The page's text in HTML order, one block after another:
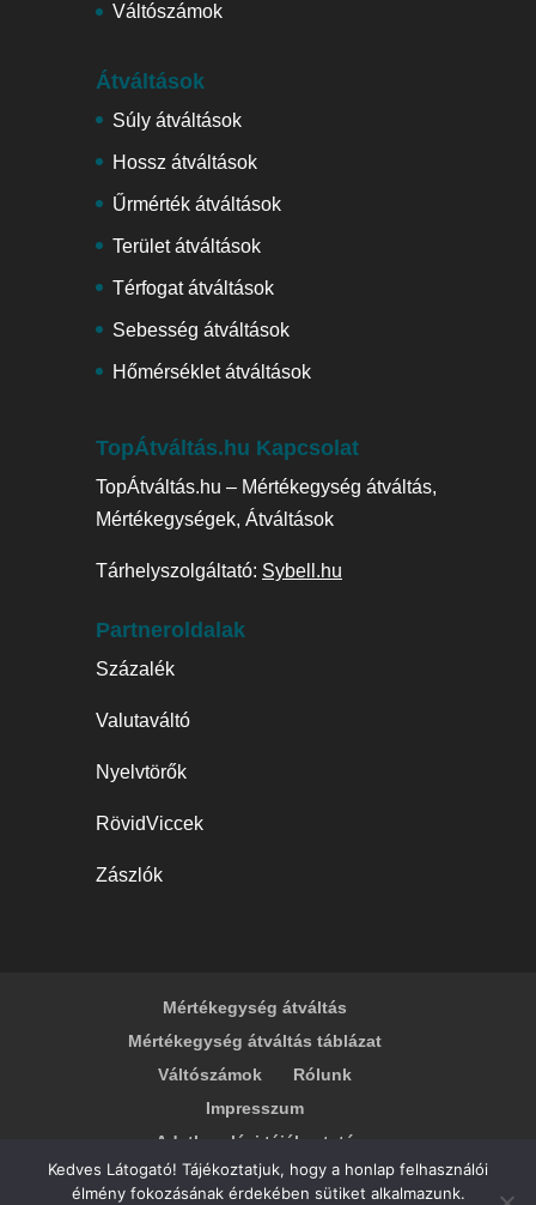
Váltószámok
Átváltások
Súly átváltások
Hossz átváltások
Űrmérték átváltások
Terület átváltások
Térfogat átváltások
Sebesség átváltások
Hőmérséklet átváltások
TopÁtváltás.hu Kapcsolat
TopÁtváltás.hu – Mértékegység átváltás,
Mértékegységek, Átváltások
Tárhelyszolgáltató: Sybell.hu
Partneroldalak
Százalék
Valutaváltó
Nyelvtörők
RövidViccek
Zászlók
Mértékegység átváltás
Mértékegység átváltás táblázat
Váltószámok
Rólunk
Impresszum
Adatkezelési tájékoztató
Kedves Látogató! Tájékoztatjuk, hogy a honlap felhasználói
élmény fokozásának érdekében sütiket alkalmazunk.